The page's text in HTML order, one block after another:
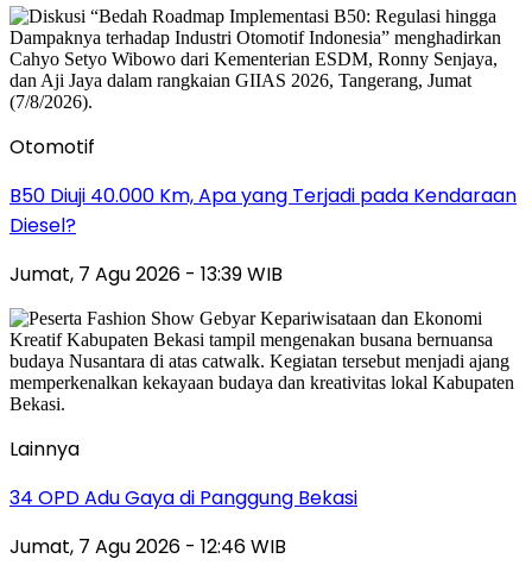
Otomotif
B50 Diuji 40.000 Km, Apa yang Terjadi pada Kendaraan
Diesel?
Jumat, 7 Agu 2026 - 13:39 WIB
Lainnya
34 OPD Adu Gaya di Panggung Bekasi
Jumat, 7 Agu 2026 - 12:46 WIB